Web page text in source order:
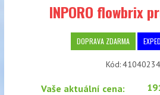
INPORO flowbrix
DOPRAVA ZDARMA
Kód:41040234
Vaše aktuální cena: